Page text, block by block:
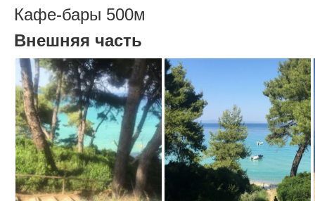
Кафе-бары 500м
Внешняя часть